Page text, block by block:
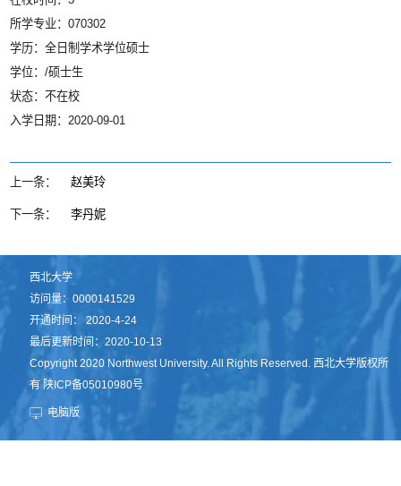
所学专业：070302
学历：全日制学术学位硕士
学位：/硕士生
状态：不在校
入学日期：2020-09-01
上一条： 赵美玲
下一条： 李丹妮
西北大学
访问量：0000141529
开通时间：2020-4-24
最后更新时间：2020-10-13
Copyright 2020 Northwest University. All Rights Reserved. 西北大学版权所
有 陕ICP备05010980号
电脑版